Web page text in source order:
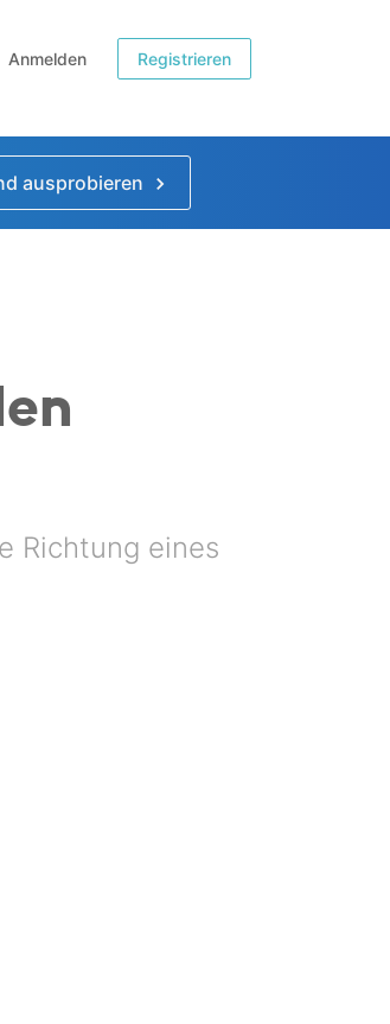
Anmelden Registrieren
ausprobieren
Richtung eines